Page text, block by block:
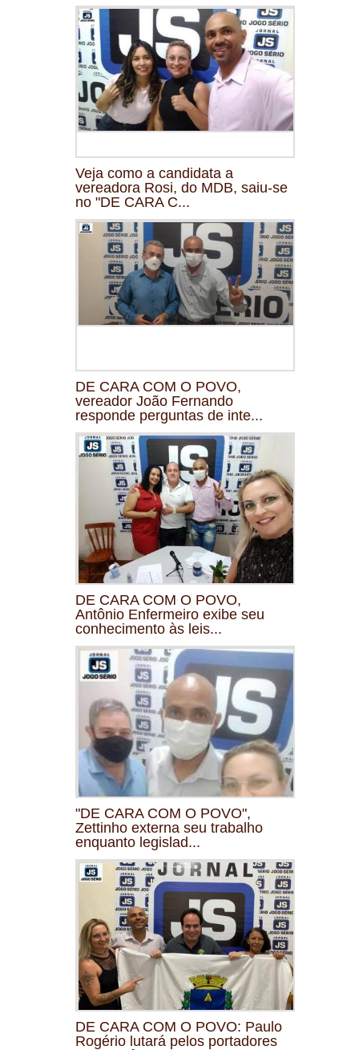
Veja como a candidata a
vereadora Rosi, do MDB, saiu-se
no "DE CARA C...
DE CARA COM O POVO,
vereador João Fernando
responde perguntas de inte...
DE CARA COM O POVO,
Antônio Enfermeiro exibe seu
conhecimento às leis...
"DE CARA COM O POVO",
Zettinho externa seu trabalho
enquanto legislad...
DE CARA COM O POVO: Paulo
Rogério lutará pelos portadores